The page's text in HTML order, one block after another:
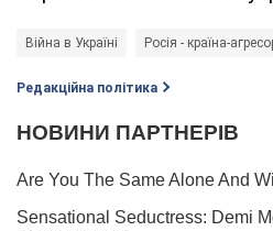
Війна в Україні Росія - країна-
Редакційна політика